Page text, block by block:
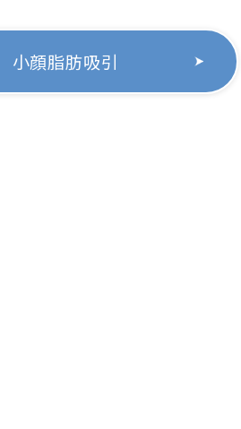
小顔脂肪吸引